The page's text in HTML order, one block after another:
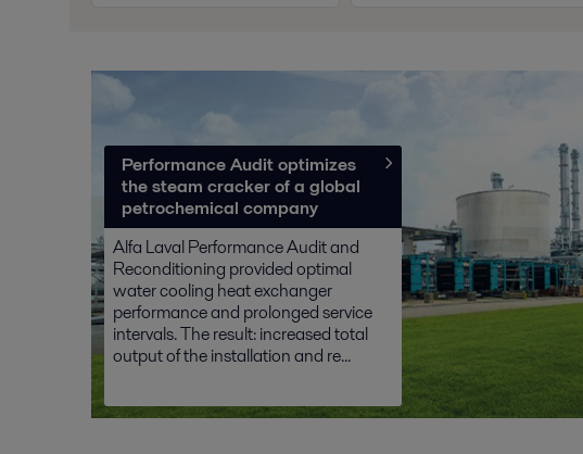
Performance Audit optimizes
the steam cracker of a global
petrochemical company
Alfa Laval Performance Audit and
Reconditioning provided optimal
water cooling heat exchanger
performance and prolonged service
intervals. The result: increased total
output of the installation and re...